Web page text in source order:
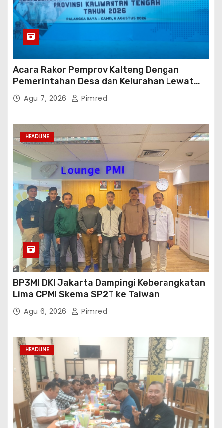
Acara Rakor Pemprov Kalteng Dengan
Pemerintahan Desa dan Kelurahan Lewat
Risk Assessment
Agu 7, 2026 Pimred
HEADLINE
BP3MI DKI Jakarta Dampingi Keberangkatan
Lima CPMI Skema SP2T ke Taiwan
Agu 6, 2026 Pimred
HEADLINE